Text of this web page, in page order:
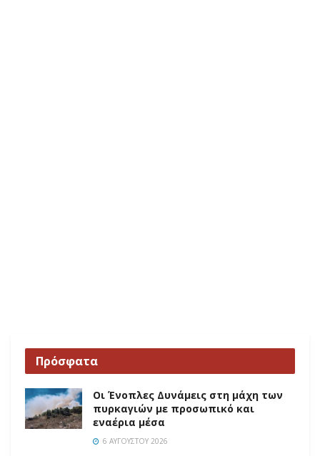
Πρόσφατα
Οι Ένοπλες Δυνάμεις στη μάχη των
πυρκαγιών με προσωπικό και
εναέρια μέσα
6 ΑΥΓΟΎΣΤΟΥ 2026